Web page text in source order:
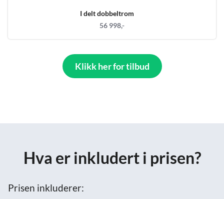
I delt dobbeltrom
56 998,-
Klikk her for tilbud
Hva er inkludert i prisen?
Prisen inkluderer: